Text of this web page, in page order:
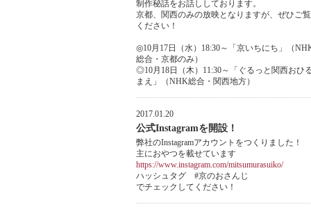
制作秘話をお話ししております。
京都、関西のみの放映となりますが、ぜひご覧
ください！
◎10月17日（水）18:30～「京いちにち」（
総合・京都のみ）
◎10月18日（木）11:30～「ぐるっと関西おひ
まえ」（NHK総合・関西地方）
2017.01.20
公式Instagramを開設！
弊社のInstagramアカウントをつくりました！
主におやつを載せています
https://www.instagram.com/mitsumurasuiko/
ハッシュタグ #京のおさんじ
でチェックしてください！